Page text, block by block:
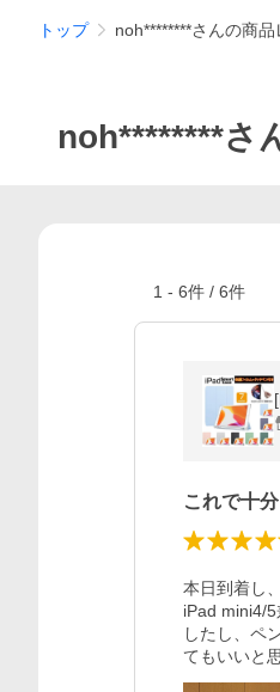
トップ noh********さんの商品
noh********さ
1 - 6件 / 6件
これで十分
本日到着し
iPad mini4/
したし、ペ
てもいいと